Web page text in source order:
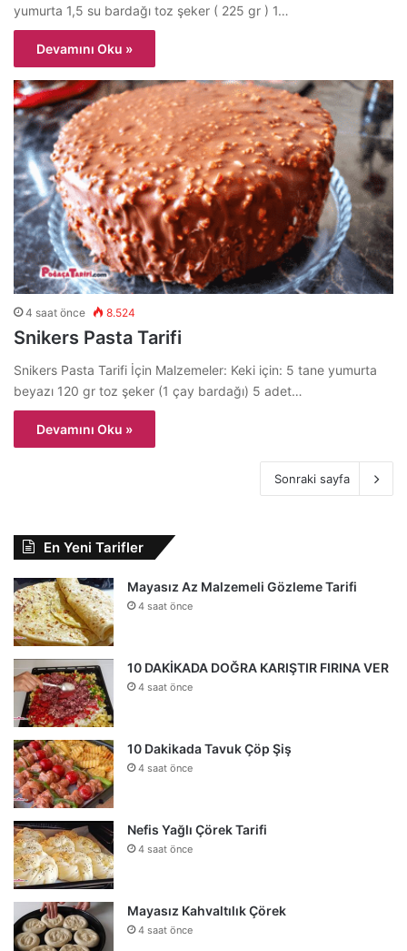
yumurta 1,5 su bardağı toz şeker ( 225 gr ) 1…
Devamını Oku »
4 saat önce 8.524
Snikers Pasta Tarifi
Snikers Pasta Tarifi İçin Malzemeler: Keki için: 5 tane yumurta
beyazı 120 gr toz şeker (1 çay bardağı) 5 adet…
Devamını Oku »
Sonraki sayfa
En Yeni Tarifler
Mayasız Az Malzemeli Gözleme Tarifi
4 saat önce
10 DAKİKADA DOĞRA KARIŞTIR FIRINA VER
4 saat önce
10 Dakikada Tavuk Çöp Şiş
4 saat önce
Nefis Yağlı Çörek Tarifi
4 saat önce
Mayasız Kahvaltılık Çörek
4 saat önce